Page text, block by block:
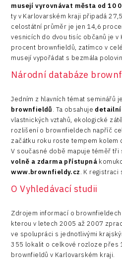
musejí vyrovnávat města od 10
ty v Karlovarském kraji připadá
celostátní průměr je jen 14,6
vesnicích do dvou tisíc občanů je v
procent brownfieldů, zatímco v
musejí vypořádat s bezmála
Národní databáze
Jedním z hlavních témat seminářů
brownfieldů. Ta obsahuje
vlastnických vztahů, ekologické
rozlišení o brownfieldech napříč
začátku roku roste tempem kolem
V současné době mapuje téměř tři
volně a zdarma přístupná
www.brownfieldy.cz. K registraci
O Vyhledávací studii
Zdrojem informací o
kterou v letech 2005 až 2007
ve spolupráci s jednotlivými
355 lokalit o celkové rozloze přes
brownfieldů v Karlovarském kraji.